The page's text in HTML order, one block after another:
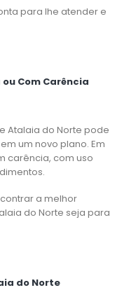
para lhe atender e
Com Carência
Atalaia do Norte pode
um novo plano. Em
carência, com uso
a melhor
do Norte seja para
do Norte